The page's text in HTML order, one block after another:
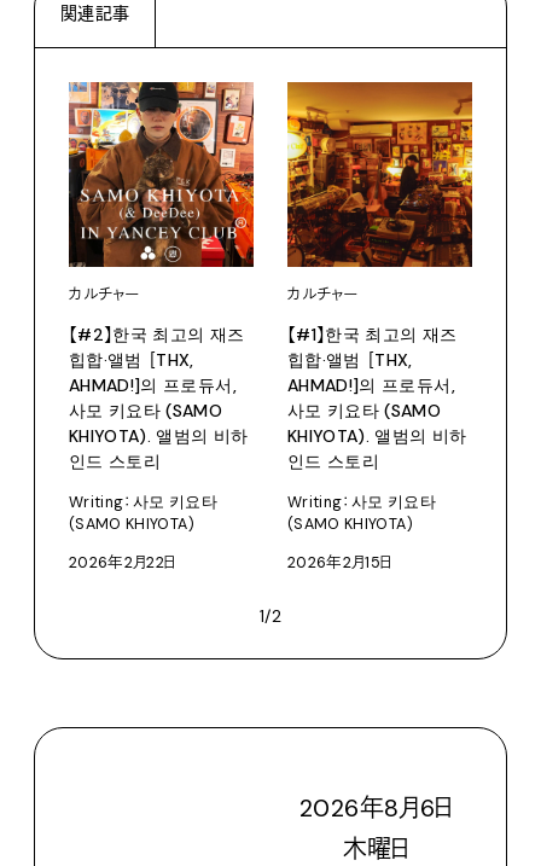
関連記事
カルチャー
【#2】한국 최고의 재즈
힙합·앨범 ［THX,
AHMAD!]의 프로듀서,
사모 키요타 (SAMO
KHIYOTA). 앨범의 비하
인드 스토리
Writing：사모 키요타
(SAMO KHIYOTA)
2026年2月22日
カルチャー
【#1】한국 최고의 재즈
힙합·앨범 ［THX,
AHMAD!]의 프로듀서,
사모 키요타 (SAMO
KHIYOTA). 앨범의 비하
인드 스토리
Writing：사모 키요타
(SAMO KHIYOTA)
2026年2月15日
1/2
2026年8月6日
木曜日